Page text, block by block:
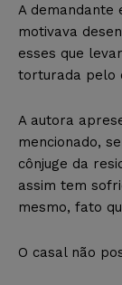
A demandante
motivava
esses que
torturada pelo
A autora
mencionado,
cônjuge da
assim tem
mesmo, fato
O casal não